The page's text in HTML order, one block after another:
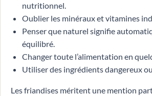
nutritionnel.
Oublier les minéraux et vitamines
Penser que naturel signifie
équilibré.
Changer toute l’alimentation en
Utiliser des ingrédients dangereux
Les friandises méritent une mention